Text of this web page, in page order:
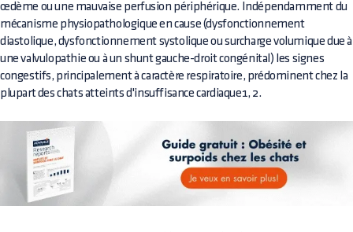
œdème ou une mauvaise perfusion périphérique. Indépendamment du
mécanisme physiopathologique en cause (dysfonctionnement
diastolique, dysfonctionnement systolique ou surcharge volumique due à
une valvulopathie ou à un shunt gauche-droit congénital) les signes
congestifs, principalement à caractère respiratoire, prédominent chez la
plupart des chats atteints d'insuffisance cardiaque1, 2.